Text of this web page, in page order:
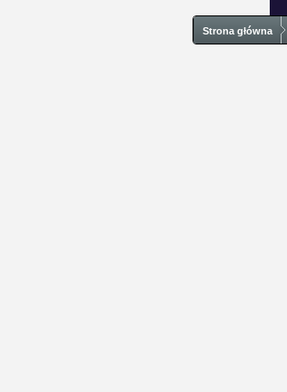
Strona główna